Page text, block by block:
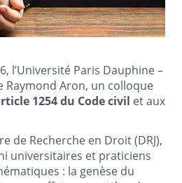
l’Université Paris Dauphine –
Raymond Aron, un colloque
1254 du Code civil et aux
de Recherche en Droit (DRJ),
universitaires et praticiens
: la genèse du